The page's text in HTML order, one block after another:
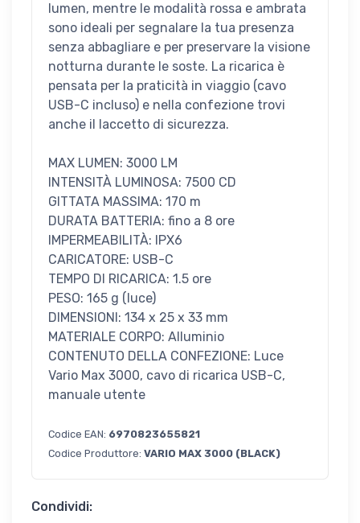
lumen, mentre le modalità rossa e ambrata
sono ideali per segnalare la tua presenza
senza abbagliare e per preservare la visione
notturna durante le soste. La ricarica è
pensata per la praticità in viaggio (cavo
USB-C incluso) e nella confezione trovi
anche il laccetto di sicurezza.
MAX LUMEN: 3000 LM
INTENSITÀ LUMINOSA: 7500 CD
GITTATA MASSIMA: 170 m
DURATA BATTERIA: fino a 8 ore
IMPERMEABILITÀ: IPX6
CARICATORE: USB-C
TEMPO DI RICARICA: 1.5 ore
PESO: 165 g (luce)
DIMENSIONI: 134 x 25 x 33 mm
MATERIALE CORPO: Alluminio
CONTENUTO DELLA CONFEZIONE: Luce
Vario Max 3000, cavo di ricarica USB-C,
manuale utente
Codice EAN: 6970823655821
Codice Produttore: VARIO MAX 3000 (BLACK)
Condividi: